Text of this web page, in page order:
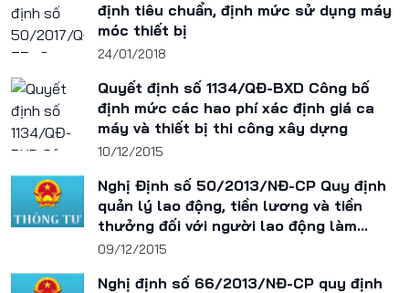
định tiêu chuẩn, định mức sử dụng máy
móc thiết bị
24/01/2018
Quyết định số 1134/QĐ-BXD Công bố
định mức các hao phí xác định giá ca
máy và thiết bị thi công xây dựng
10/12/2015
Nghị Định số 50/2013/NĐ-CP Quy định
quản lý lao động, tiền lương và tiền
thưởng đối với người lao động làm...
09/12/2015
Nghị định số 66/2013/NĐ-CP quy định